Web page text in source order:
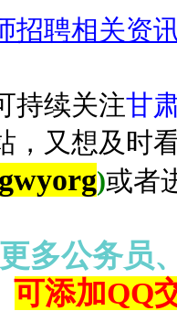
招聘相关资
持续关注甘
，又想及时
)或者
多公务员
可添加QQ